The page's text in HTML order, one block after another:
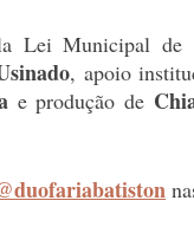
Lei Municipal de
, apoio
e produção de